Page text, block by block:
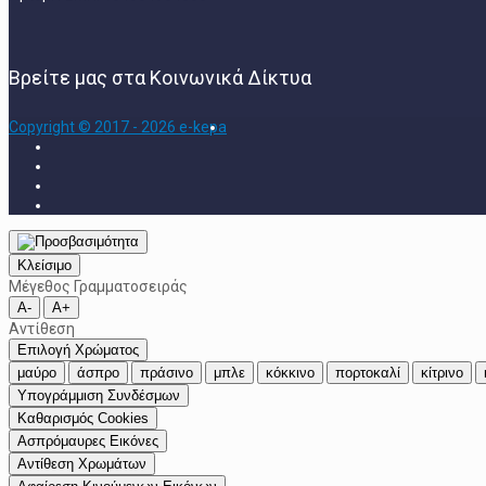
Βρείτε μας στα Κοινωνικά Δίκτυα
Copyright © 2017 - 2026 e-kepa
Κλείσιμο
Μέγεθος Γραμματοσειράς
A- A+
Αντίθεση
Επιλογή Χρώματος
μαύρο
άσπρο πράσινο μπλε κόκκινο πορτοκαλί κίτρινο
Υπογράμμιση Συνδέσμων
Καθαρισμός Cookies
Ασπρόμαυρες Εικόνες
Αντίθεση Χρωμάτων